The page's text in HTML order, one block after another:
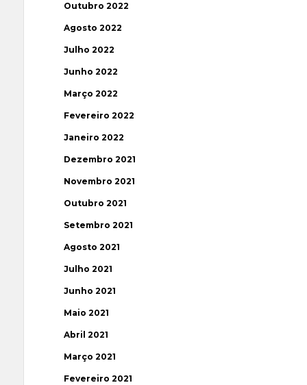
Outubro 2022
Agosto 2022
Julho 2022
Junho 2022
Março 2022
Fevereiro 2022
Janeiro 2022
Dezembro 2021
Novembro 2021
Outubro 2021
Setembro 2021
Agosto 2021
Julho 2021
Junho 2021
Maio 2021
Abril 2021
Março 2021
Fevereiro 2021